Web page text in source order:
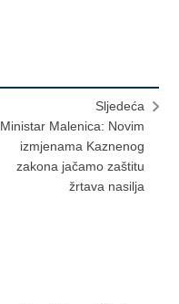
Sljedeća
Ministar Malenica: Novim
izmjenama Kaznenog
zakona jačamo zaštitu
žrtava nasilja